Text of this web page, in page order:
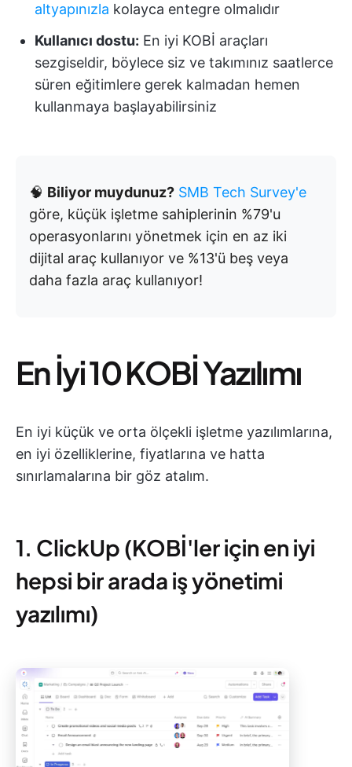
altyapınızla kolayca entegre olmalıdır
Kullanıcı dostu: En iyi KOBİ araçları
sezgiseldir, böylece siz ve takımınız saatlerce
süren eğitimlere gerek kalmadan hemen
kullanmaya başlayabilirsiniz
🧠 Biliyor muydunuz? SMB Tech Survey'e
göre, küçük işletme sahiplerinin %79'u
operasyonlarını yönetmek için en az iki
dijital araç kullanıyor ve %13'ü beş veya
daha fazla araç kullanıyor!
En İyi 10 KOBİ Yazılımı
En iyi küçük ve orta ölçekli işletme yazılımlarına,
en iyi özelliklerine, fiyatlarına ve hatta
sınırlamalarına bir göz atalım.
1. ClickUp (KOBİ'ler için en iyi
hepsi bir arada iş yönetimi
yazılımı)